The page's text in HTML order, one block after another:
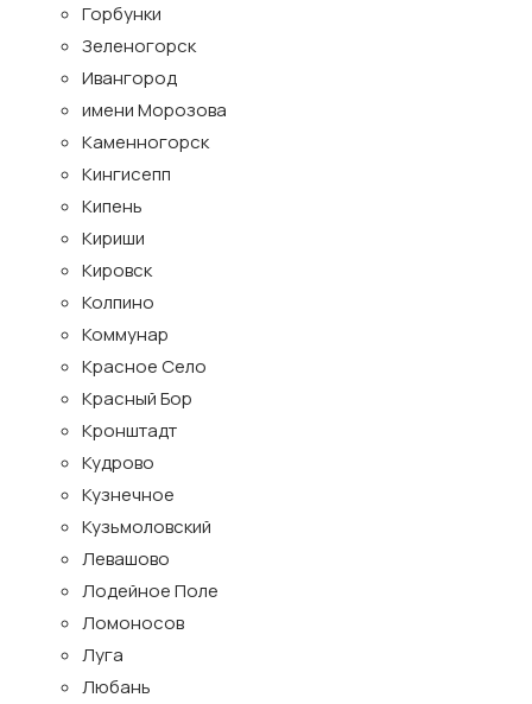
Горбунки
Зеленогорск
Ивангород
имени Морозова
Каменногорск
Кингисепп
Кипень
Кириши
Кировск
Колпино
Коммунар
Красное Село
Красный Бор
Кронштадт
Кудрово
Кузнечное
Кузьмоловский
Левашово
Лодейное Поле
Ломоносов
Луга
Любань